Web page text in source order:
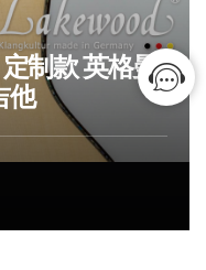
制款 英格曼
他